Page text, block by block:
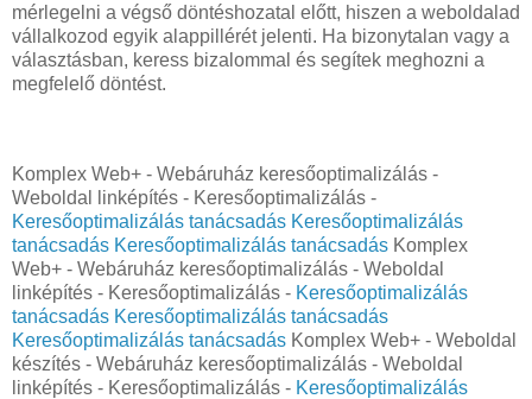
mérlegelni a végső döntéshozatal előtt, hiszen a weboldalad
vállalkozod egyik alappillérét jelenti. Ha bizonytalan vagy a
választásban, keress bizalommal és segítek meghozni a
megfelelő döntést.
Komplex Web+ - Webáruház keresőoptimalizálás -
Weboldal linképítés - Keresőoptimalizálás -
Keresőoptimalizálás tanácsadás Keresőoptimalizálás
tanácsadás Keresőoptimalizálás tanácsadás Komplex
Web+ - Webáruház keresőoptimalizálás - Weboldal
linképítés - Keresőoptimalizálás - Keresőoptimalizálás
tanácsadás Keresőoptimalizálás tanácsadás
Keresőoptimalizálás tanácsadás Komplex Web+ - Weboldal
készítés - Webáruház keresőoptimalizálás - Weboldal
linképítés - Keresőoptimalizálás - Keresőoptimalizálás